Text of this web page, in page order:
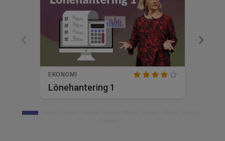
EKONOMI
Lönehantering 1